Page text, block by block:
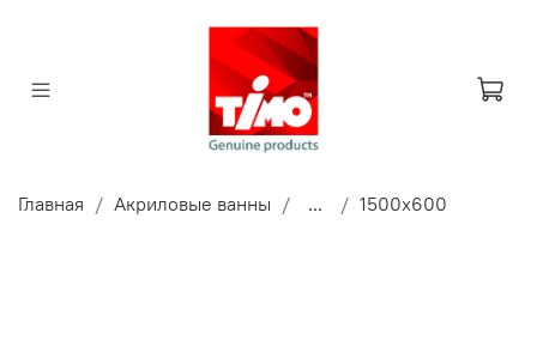
Главная Акриловые ванны ... 1500x600